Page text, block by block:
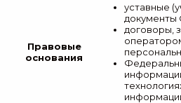
Правовые
основания
уставные
документы
договоры,